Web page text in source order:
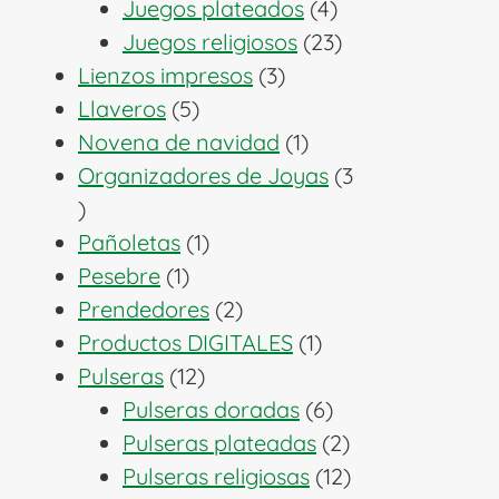
productos
Juegos plateados 44
productos
Juegos religiosos 2323
Lienzos impresos 33
Llaveros 55
productos
Novena de navidad 11
producto
Organizadores de Joyas 3
3
productos
Pañoletas 11
Pesebre 11
producto
Prendedores 22
productos
Productos DIGITALES 11
Pulseras 1212
productos
Pulseras doradas 66
productos
Pulseras plateadas 22
productos
Pulseras religiosas 1212